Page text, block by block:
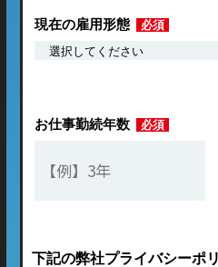
現在の雇用形態 必須
お仕事勤続年数 必須
下記の弊社プライバシーポ